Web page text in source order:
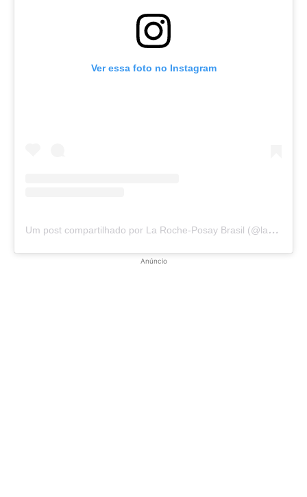
Ver essa foto no Instagram
U
m post compartilhado por La Roche-Posay Brasil (@larocheposaybr)
Anúncio